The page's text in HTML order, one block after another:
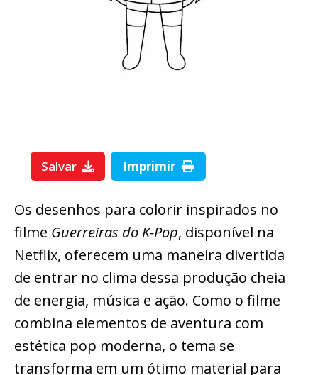
Salvar Imprimir
Os desenhos para colorir inspirados no
filme Guerreiras do K-Pop, disponível na
Netflix, oferecem uma maneira divertida
de entrar no clima dessa produção cheia
de energia, música e ação. Como o filme
combina elementos de aventura com
estética pop moderna, o tema se
transforma em um ótimo material para